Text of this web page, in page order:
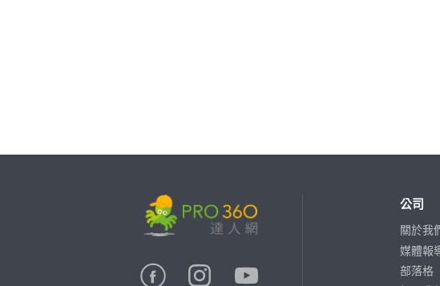
公司
關於我
媒體報
部落格